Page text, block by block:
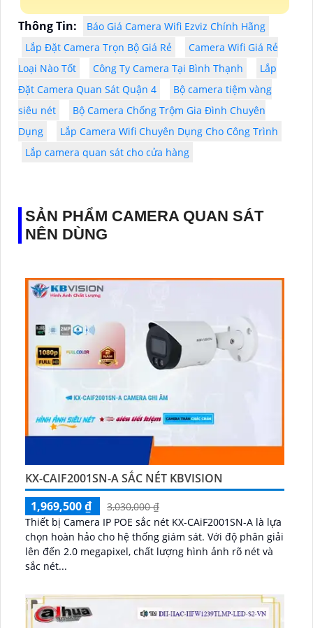
Thông Tin:
Báo Giá Camera Wifi Ezviz Chính Hãng
Lắp Đặt Camera Trọn Bộ Giá Rẻ
Camera Wifi Giá Rẻ
Loại Nào Tốt
Công Ty Camera Tại Bình Thạnh
Lắp
Đặt Camera Quan Sát Quận 4
Bộ camera tiệm vàng
siêu nét
Bộ Camera Chống Trộm Gia Đình Chuyên
Dụng
Lắp Camera Wifi Chuyên Dụng Cho Công Trình
Lắp camera quan sát cho cửa hàng
SẢN PHẨM CAMERA QUAN SÁT
NÊN DÙNG
KX-CAIF2001SN-A SẮC NÉT KBVISION
1,969,500 ₫
3,030,000 ₫
Thiết bị Camera IP POE sắc nét KX-CAiF2001SN-A là lựa
chọn hoàn hảo cho hệ thống giám sát. Với độ phân giải
lên đến 2.0 megapixel, chất lượng hình ảnh rõ nét và
sắc nét...